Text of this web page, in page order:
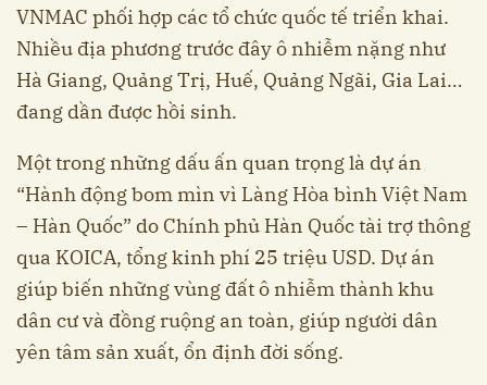
VNMAC phối hợp các tổ chức quốc tế triển khai.
Nhiều địa phương trước đây ô nhiễm nặng như
Hà Giang, Quảng Trị, Huế, Quảng Ngãi, Gia Lai…
đang dần được hồi sinh.
Một trong những dấu ấn quan trọng là dự án
“Hành động bom mìn vì Làng Hòa bình Việt Nam
– Hàn Quốc” do Chính phủ Hàn Quốc tài trợ thông
qua KOICA, tổng kinh phí 25 triệu USD. Dự án
giúp biến những vùng đất ô nhiễm thành khu
dân cư và đồng ruộng an toàn, giúp người dân
yên tâm sản xuất, ổn định đời sống.